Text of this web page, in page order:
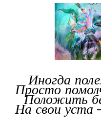
Иногда
Просто
Положить
На свои уста